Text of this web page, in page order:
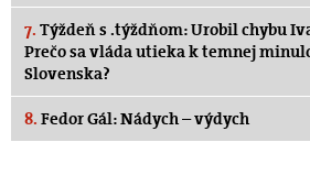
7. Týždeň s .týždňom: Urobil chybu
Prečo sa vláda utieka k temnej
Slovenska?
8. Fedor Gál: Nádych – výdych